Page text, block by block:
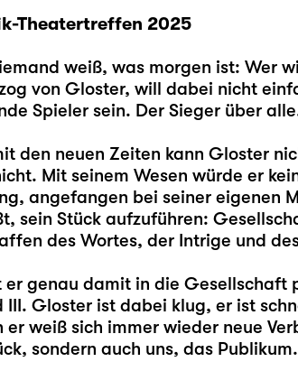
Theatertreffen 2025
weiß, was morgen ist: Wer
von Gloster, will dabei nicht
Spieler sein. Der Sieger über
den neuen Zeiten kann Gloster
Mit seinem Wesen würde er
angefangen bei seiner eigenen
sein Stück aufzuführen:
des Wortes, der Intrige und
genau damit in die Gesellschaft
III. Gloster ist dabei klug, er ist
weiß sich immer wieder neue
sondern auch uns, das Publikum.